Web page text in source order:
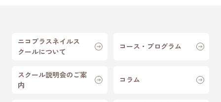
ニコプラスネイルス
クールについて
コース・プログラム
スクール説明会のご案
内
コラム